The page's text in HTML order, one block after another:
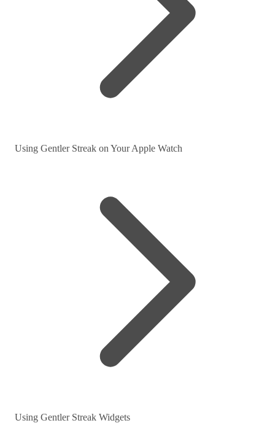
Using Gentler Streak on Your Apple Watch
Using Gentler Streak Widgets